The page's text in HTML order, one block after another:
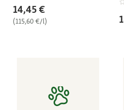
14,45 €
(115,60 €/l)